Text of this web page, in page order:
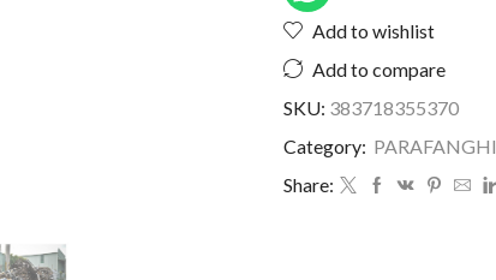
Add to wishlist
Add to compare
SKU: 383718355370
Category:
Share: